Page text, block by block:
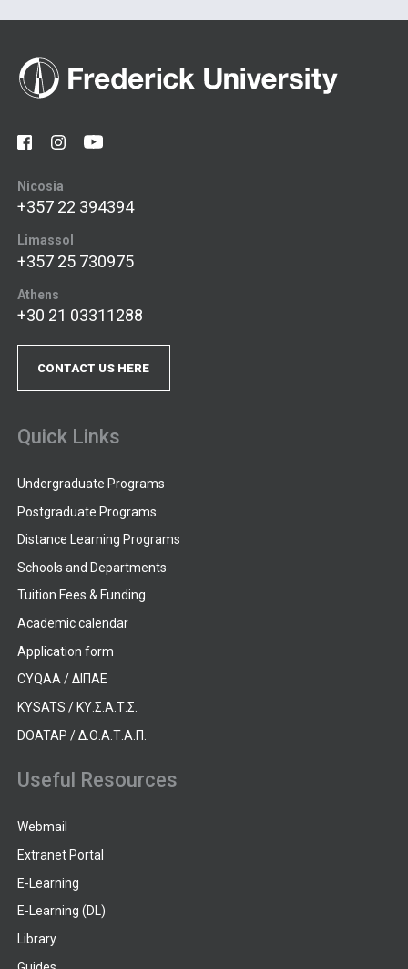
Nicosia
+357 22 394394
Limassol
+357 25 730975
Athens
+30 21 03311288
CONTACT US HERE
Quick Links
Undergraduate Programs
Postgraduate Programs
Distance Learning Programs
Schools and Departments
Tuition Fees & Funding
Academic calendar
Application form
CYQAA / ΔΙΠΑΕ
KYSATS / ΚΥ.Σ.Α.Τ.Σ.
DOATAP / Δ.Ο.Α.Τ.Α.Π.
Useful Resources
Webmail
Extranet Portal
E-Learning
E-Learning (DL)
Library